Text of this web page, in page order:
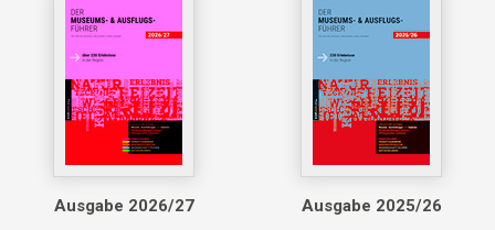
Ausgabe 2026/27
Ausgabe 2025/26